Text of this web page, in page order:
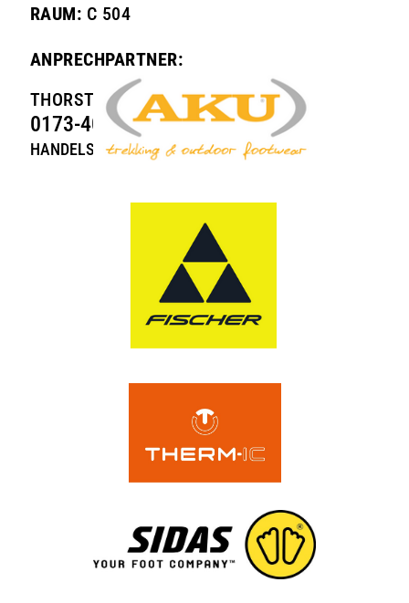
RAUM: C 504
ANPRECHPARTNER:
THORSTEN HEIN
0173-40 84 495
HANDELSAGENTUR.HEIN@GMAIL.COM